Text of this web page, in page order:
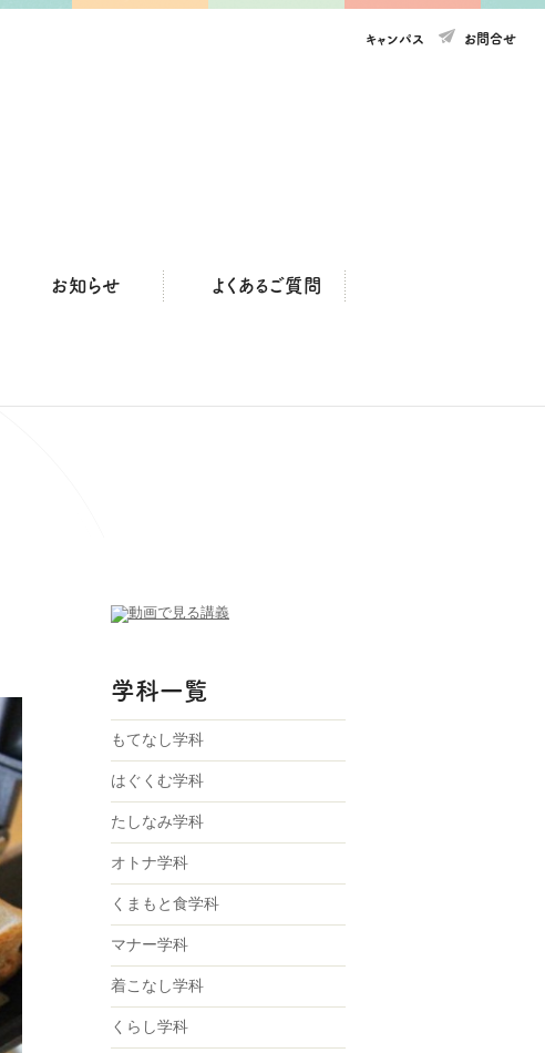
お知らせ よくあるご質問
キャンパス お問合せ
学科一覧
もてなし学科
はぐくむ学科
たしなみ学科
オトナ学科
くまもと食学科
マナー学科
着こなし学科
くらし学科